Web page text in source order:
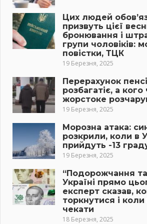
Цих людей
призвуть цієї
бронювання і
групи чоловіків:
повістки, ТЦК
19 Березня, 2025
Перерахунок
розбагатіє, а кого
жорстоке
19 Березня, 2025
Морозна атака:
розкрили, коли в
прийдуть -13
19 Березня, 2025
“Подорожчання
Україні прямо
експерт сказав,
торкнутися і
чекати
18 Березня, 2025